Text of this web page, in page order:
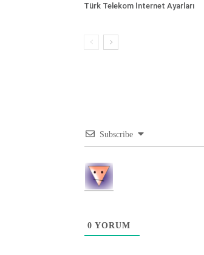
Türk Telekom İnternet Ayarları
Subscribe
0 YORUM